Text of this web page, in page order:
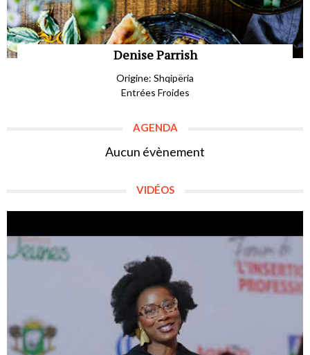
Denise Parrish
Origine: Shqipëria
Entrées Froides
AGENDA
Aucun évènement
VIDÉOS